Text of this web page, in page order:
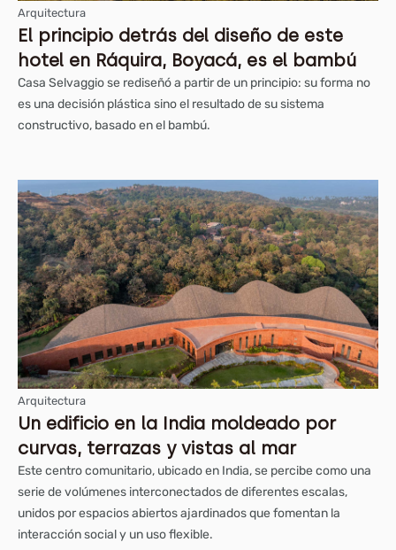
Arquitectura
El principio detrás del diseño de este
hotel en Ráquira, Boyacá, es el bambú
Casa Selvaggio se rediseñó a partir de un principio: su forma no
es una decisión plástica sino el resultado de su sistema
constructivo, basado en el bambú.
Arquitectura
Un edificio en la India moldeado por
curvas, terrazas y vistas al mar
Este centro comunitario, ubicado en India, se percibe como una
serie de volúmenes interconectados de diferentes escalas,
unidos por espacios abiertos ajardinados que fomentan la
interacción social y un uso flexible.